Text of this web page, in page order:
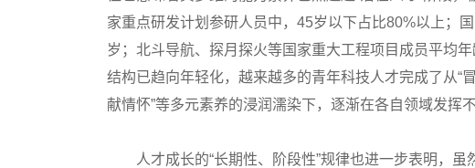
家重点研发计划参研人员中，45岁以下占比80%以上；
岁；北斗导航、探月探火等国家重大工程项目成员平均
结构已趋向年轻化，越来越多的青年科技人才完成了从“
献情怀”等多元素养的浸润濡染下，逐渐在各自领域发挥
人才成长的“长期性、阶段性”规律也进一步表明，虽